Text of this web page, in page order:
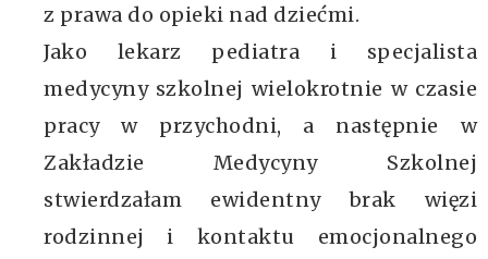
z prawa do opieki nad dziećmi.
Jako lekarz pediatra i specjalista
medycyny szkolnej wielokrotnie w czasie
pracy w przychodni, a następnie w
Zakładzie Medycyny Szkolnej
stwierdzałam ewidentny brak więzi
rodzinnej i kontaktu emocjonalnego